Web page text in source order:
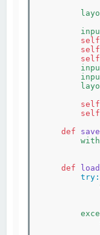
self
self
self
self
self
def
def
try: